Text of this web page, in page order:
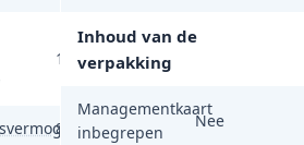
1,5 kVA
865 W
Inhoud van de
verpakking
Managementkaart
inbegrepen
Nee